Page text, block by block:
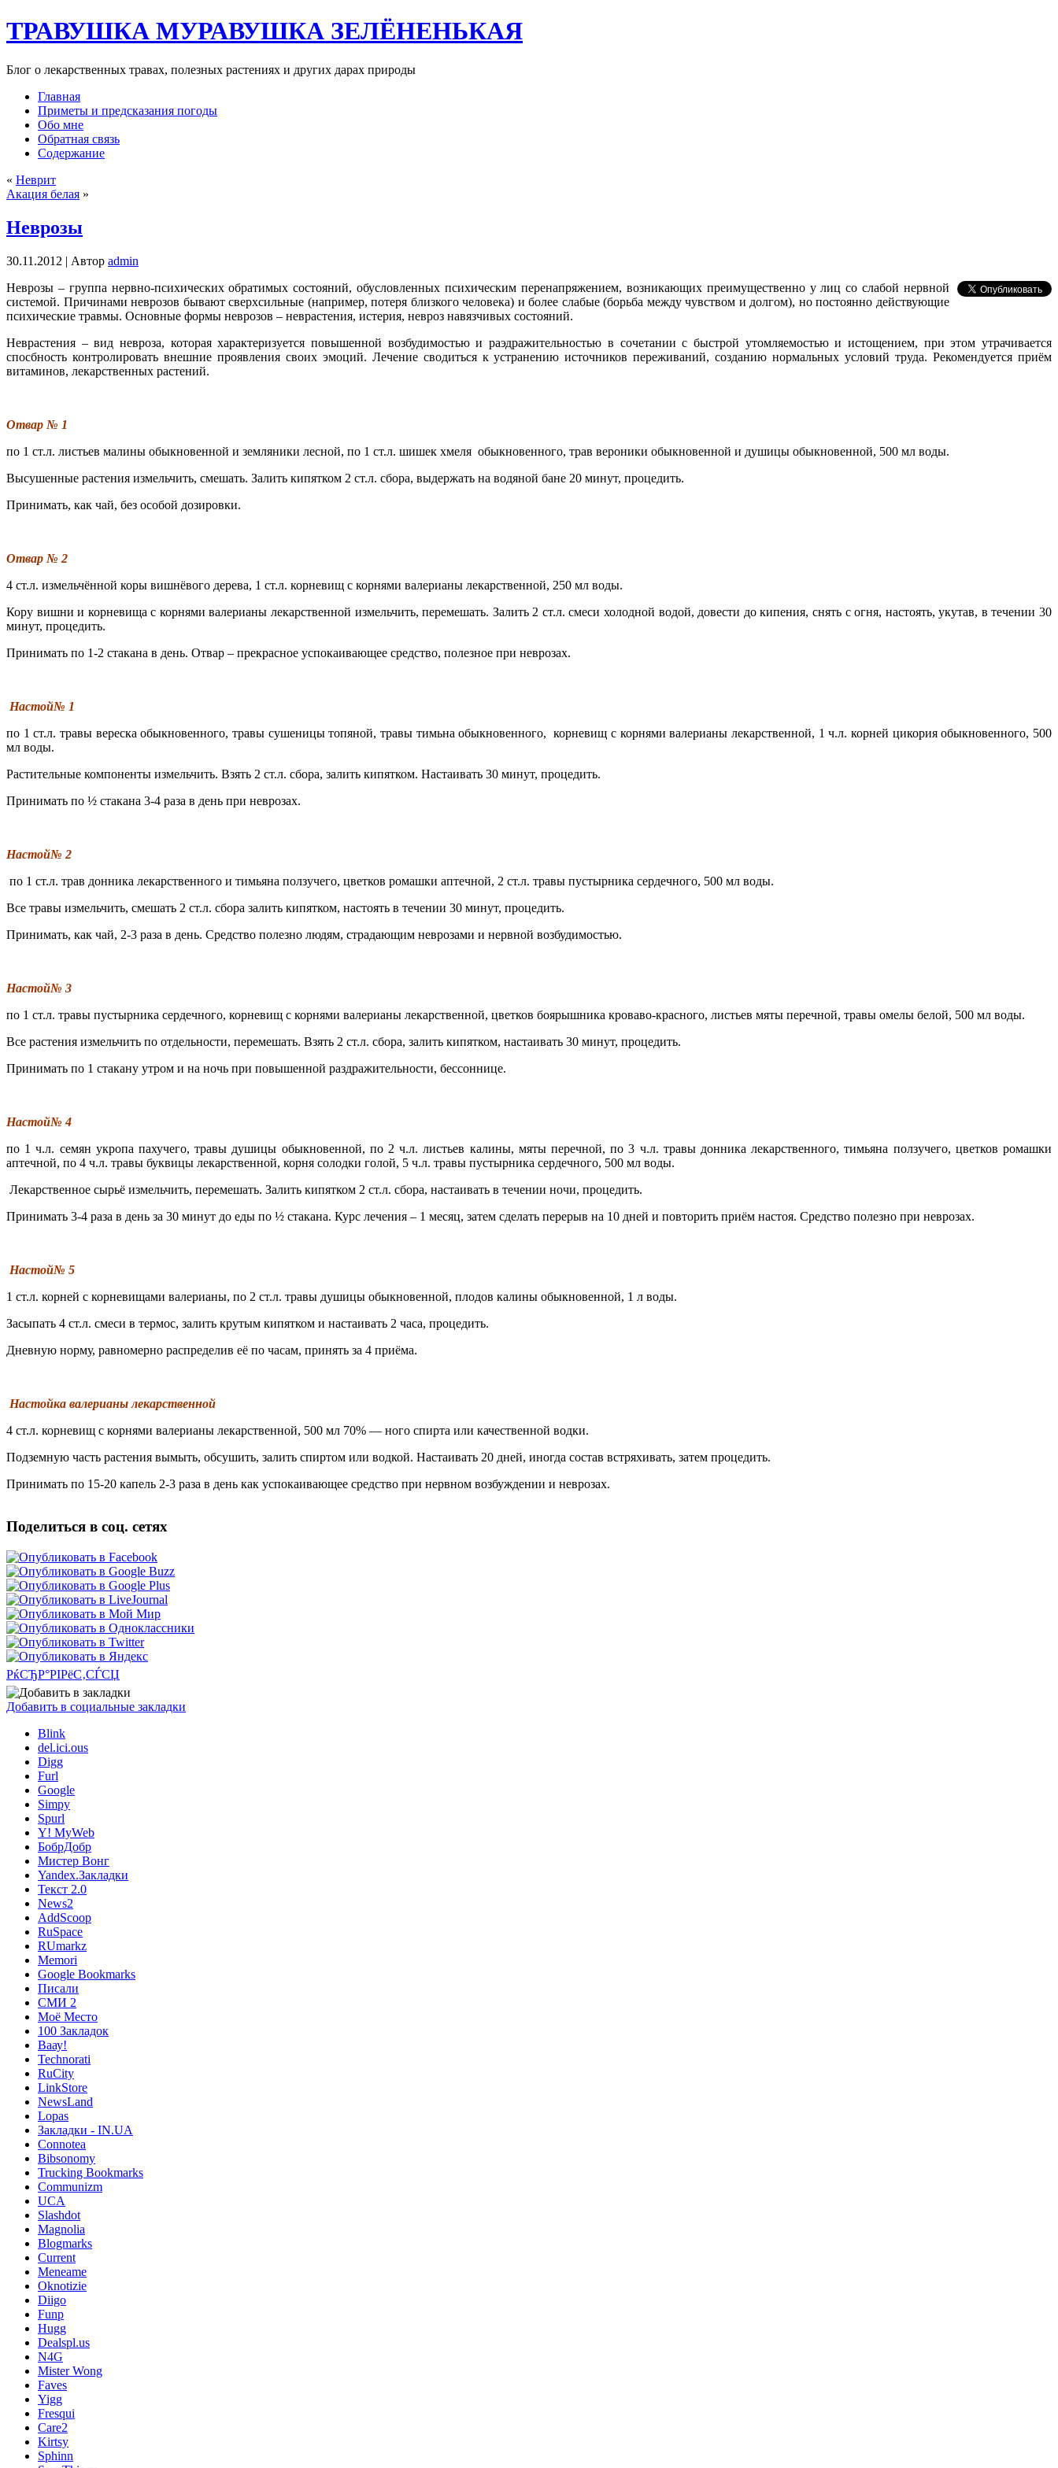
ТРАВУШКА МУРАВУШКА ЗЕЛЁНЕНЬКАЯ
Блог о лекарственных травах, полезных растениях и других дарах природы
Главная
Приметы и предсказания погоды
Обо мне
Обратная связь
Содержание
« Неврит
Акация белая »
Неврозы
30.11.2012 | Автор admin
Неврозы – группа нервно-психических обратимых состояний, обусловленных психическим перенапряжением, возникающих преимущественно у лиц со слабой нервной
системой. Причинами неврозов бывают сверхсильные (например, потеря близкого человека) и более слабые (борьба между чувством и долгом), но постоянно действующие
психические травмы. Основные формы неврозов – неврастения, истерия, невроз навязчивых состояний.
Неврастения – вид невроза, которая характеризуется повышенной возбудимостью и раэдражительностью в сочетании с быстрой утомляемостью и истощением, при этом утрачивается
спосбность контролировать внешние проявления своих эмоций. Лечение сводиться к устранению источников переживаний, созданию нормальных условий труда. Рекомендуется приём
витаминов, лекарственных растений.
Отвар № 1
по 1 ст.л. листьев малины обыкновенной и земляники лесной, по 1 ст.л. шишек хмеля обыкновенного, трав вероники обыкновенной и душицы обыкновенной, 500 мл воды.
Высушенные растения измельчить, смешать. Залить кипятком 2 ст.л. сбора, выдержать на водяной бане 20 минут, процедить.
Принимать, как чай, без особой дозировки.
Отвар № 2
4 ст.л. измельчённой коры вишнёвого дерева, 1 ст.л. корневищ с корнями валерианы лекарственной, 250 мл воды.
Кору вишни и корневища с корнями валерианы лекарственной измельчить, перемешать. Залить 2 ст.л. смеси холодной водой, довести до кипения, снять с огня, настоять, укутав, в течении 30
минут, процедить.
Принимать по 1-2 стакана в день. Отвар – прекрасное успокаивающее средство, полезное при неврозах.
Настой№ 1
по 1 ст.л. травы вереска обыкновенного, травы сушеницы топяной, травы тимьна обыкновенного, корневищ с корнями валерианы лекарственной, 1 ч.л. корней цикория обыкновенного, 500
мл воды.
Растительные компоненты измельчить. Взять 2 ст.л. сбора, залить кипятком. Настаивать 30 минут, процедить.
Принимать по ½ стакана 3-4 раза в день при неврозах.
Настой№ 2
по 1 ст.л. трав донника лекарственного и тимьяна ползучего, цветков ромашки аптечной, 2 ст.л. травы пустырника сердечного, 500 мл воды.
Все травы измельчить, смешать 2 ст.л. сбора залить кипятком, настоять в течении 30 минут, процедить.
Принимать, как чай, 2-3 раза в день. Средство полезно людям, страдающим неврозами и нервной возбудимостью.
Настой№ 3
по 1 ст.л. травы пустырника сердечного, корневищ с корнями валерианы лекарственной, цветков боярышника кроваво-красного, листьев мяты перечной, травы омелы белой, 500 мл воды.
Все растения измельчить по отдельности, перемешать. Взять 2 ст.л. сбора, залить кипятком, настаивать 30 минут, процедить.
Принимать по 1 стакану утром и на ночь при повышенной раздражительности, бессоннице.
Настой№ 4
по 1 ч.л. семян укропа пахучего, травы душицы обыкновенной, по 2 ч.л. листьев калины, мяты перечной, по 3 ч.л. травы донника лекарственного, тимьяна ползучего, цветков ромашки
аптечной, по 4 ч.л. травы буквицы лекарственной, корня солодки голой, 5 ч.л. травы пустырника сердечного, 500 мл воды.
Лекарственное сырьё измельчить, перемешать. Залить кипятком 2 ст.л. сбора, настаивать в течении ночи, процедить.
Принимать 3-4 раза в день за 30 минут до еды по ½ стакана. Курс лечения – 1 месяц, затем сделать перерыв на 10 дней и повторить приём настоя. Средство полезно при неврозах.
Настой№ 5
1 ст.л. корней с корневищами валерианы, по 2 ст.л. травы душицы обыкновенной, плодов калины обыкновенной, 1 л воды.
Засыпать 4 ст.л. смеси в термос, залить крутым кипятком и настаивать 2 часа, процедить.
Дневную норму, равномерно распределив её по часам, принять за 4 приёма.
Настойка валерианы лекарственной
4 ст.л. корневищ с корнями валерианы лекарственной, 500 мл 70% — ного спирта или качественной водки.
Подземную часть растения вымыть, обсушить, залить спиртом или водкой. Настаивать 20 дней, иногда состав встряхивать, затем процедить.
Принимать по 15-20 капель 2-3 раза в день как успокаивающее средство при нервном возбуждении и неврозах.
Поделиться в соц. сетях
РќСЂР°РІРёС‚СЃСЏ
Добавить в социальные закладки
Blink
del.ici.ous
Digg
Furl
Google
Simpy
Spurl
Y! MyWeb
БобрДобр
Мистер Вонг
Yandex.Закладки
Текст 2.0
News2
AddScoop
RuSpace
RUmarkz
Memori
Google Bookmarks
Писали
СМИ 2
Моё Место
100 Закладок
Ваау!
Technorati
RuCity
LinkStore
NewsLand
Lopas
Закладки - IN.UA
Connotea
Bibsonomy
Trucking Bookmarks
Communizm
UCA
Slashdot
Magnolia
Blogmarks
Current
Meneame
Oknotizie
Diigo
Funp
Hugg
Dealspl.us
N4G
Mister Wong
Faves
Yigg
Fresqui
Care2
Kirtsy
Sphinn